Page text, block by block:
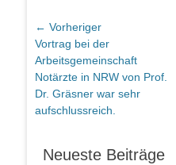
Beitragsnavigation
← Vorheriger
Vorheriger
Beitrag:
Vortrag bei der
Arbeitsgemeinschaft
Notärzte in NRW von Prof.
Dr. Gräsner war sehr
aufschlussreich.
Neueste Beiträge